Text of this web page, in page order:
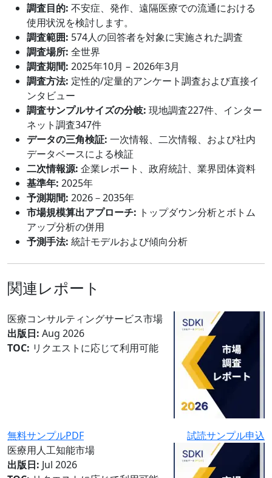
調査目的: 不安症、発作、遠隔医療での流通における
使用状況を検討します。
調査範囲: 574人の回答者を対象に実施された調査
調査場所: 全世界
調査期間: 2025年10月 – 2026年3月
調査方法: 定性的/定量的アンケート調査および直接イ
ンタビュー
調査サンプルサイズの分岐: 現地調査227件、インター
ネット調査347件
データの三角検証: 一次情報、二次情報、および社内
データベースによる検証
二次情報源: 企業レポート、政府統計、業界団体資料
基準年: 2025年
予測期間: 2026－2035年
市場規模算出アプローチ: トップダウン分析とボトム
アップ分析の併用
予測手法: 統計モデルおよび傾向分析
関連レポート
医療コンサルティングサービス市場
出版日: Aug 2026
TOC: リクエストに応じて利用可能
無料サンプルPDF
試読サンプル申込
医療用人工知能市場
出版日: Jul 2026